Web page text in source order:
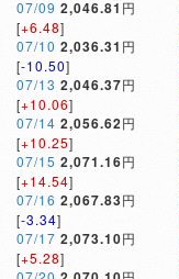
07/09 2,046.81 円
[+6.48]
07/10 2,036.31 円
[-10.50]
07/13 2,046.37円
[+10.06]
07/14 2,056.62円
[+10.25]
07/15 2,071.16円
[+14.54]
07/16 2,067.83円
[-3.34]
07/17 2,073.10円
[+5.28]